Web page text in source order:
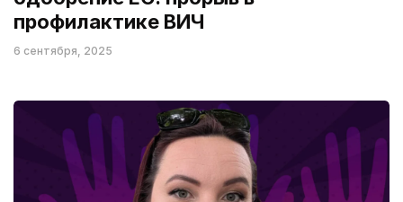
профилактике ВИЧ
6 сентября, 2025